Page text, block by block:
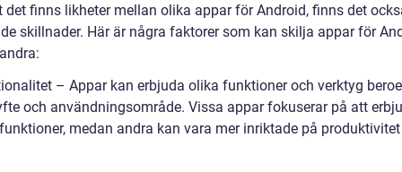
det finns likheter mellan olika appar för Android, finns det
skillnader. Här är några faktorer som kan skilja appar för
– Appar kan erbjuda olika funktioner och verktyg
och användningsområde. Vissa appar fokuserar på att
medan andra kan vara mer inriktade på